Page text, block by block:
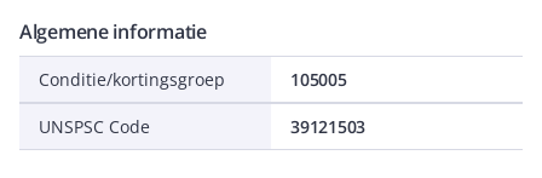
Algemene informatie
Conditie/kortingsgroep 105005
UNSPSC Code 39121503